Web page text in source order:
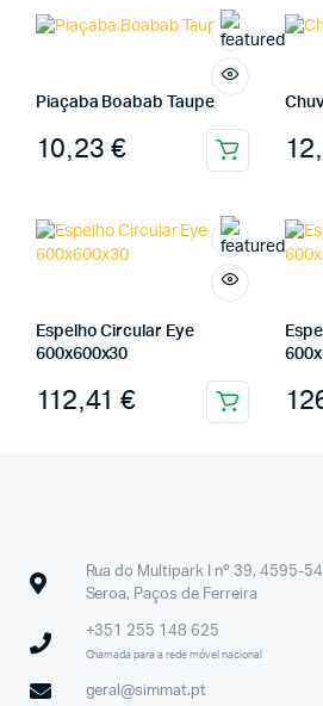
Piaçaba Boabab Taupe
10,23 €
Espelho Circular Eye
600x600x30
112,41 €
Rua do Multipark I nº 39, 4595-
Seroa, Paços de Ferreira
+351 255 148 625
Chamada para a rede móvel nacional
geral@simmat.pt